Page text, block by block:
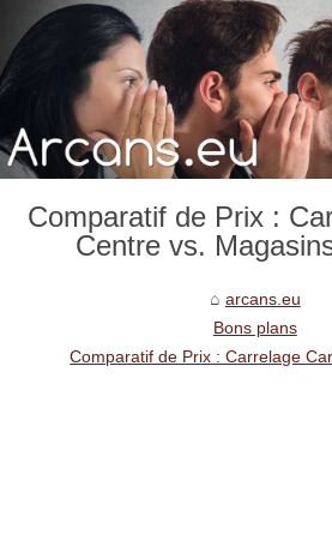
Comparatif de Prix :
Centre vs.
arcans.eu
Bons plans
Comparatif de Prix : Carrelage